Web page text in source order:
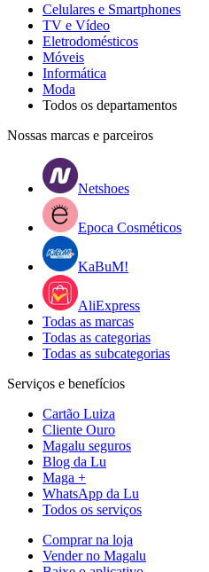
Celulares e Smartphones
TV e Vídeo
Eletrodomésticos
Móveis
Informática
Moda
Todos os departamentos
Nossas marcas e parceiros
Netshoes
Epoca Cosméticos
KaBuM!
AliExpress
Todas as marcas
Todas as categorias
Todas as subcategorias
Serviços e benefícios
Cartão Luiza
Cliente Ouro
Magalu seguros
Blog da Lu
Maga +
WhatsApp da Lu
Todos os serviços
Comprar na loja
Vender no Magalu